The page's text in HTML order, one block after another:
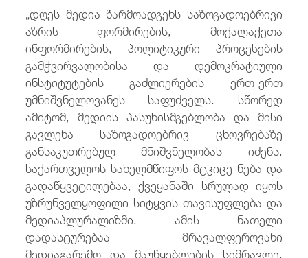
„დღეს მედია წარმოადგენს საზოგადოებრივი
აზრის ფორმირების, მოქალაქეთა
ინფორმირების, პოლიტიკური პროცესების
გამჭვირვალობისა და დემოკრატიული
ინსტიტუტების გაძლიერების ერთ-ერთ
უმნიშვნელოვანეს საფუძველს. სწორედ
ამიტომ, მედიის პასუხისმგებლობა და მისი
გავლენა საზოგადოებრივ ცხოვრებაზე
განსაკუთრებულ მნიშვნელობას იძენს.
საქართველოს სახელმწიფოს მტკიცე ნება და
გადაწყვეტილებაა, ქვეყანაში სრულად იყოს
უზრუნველყოფილი სიტყვის თავისუფლება და
მედიაპლურალიზმი. ამის ნათელი
დადასტურებაა მრავალფეროვანი
მედიაგარემო და მაუწყებლების სიმრავლე.